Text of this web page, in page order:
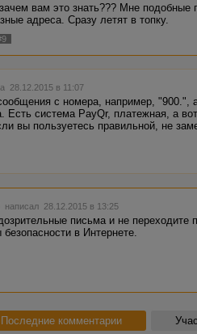
вам это знать??? Мне подобные
адреса. Сразу летят в топку.
28.12.2015 в 11:07
с номера, например, "900.",
Есть система PayQr, платежная, а
вы пользуетесь правильной, не
написал 28.12.2015 в 13:25
письма и не
в Интернете.
Последние комментарии